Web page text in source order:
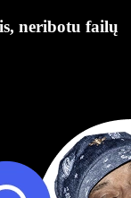
neribotu failų